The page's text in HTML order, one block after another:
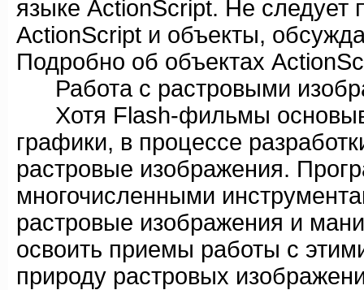
языке ActionScript. Не следует
ActionScript и объекты,
Подробно об объектах
Работа с растровыми
Хотя Flash-фильмы
графики, в процессе
растровые изображения.
многочисленными
растровые изображения и
освоить приемы работы с
природу растровых